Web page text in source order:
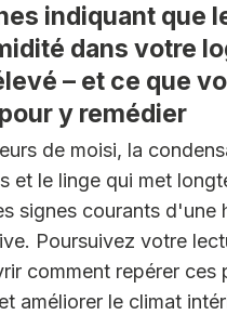
indiquant que
dans votre
– et ce que
y remédier
de moisi, la
et le linge qui met
signes courants d'une
Poursuivez votre
comment repérer ces
améliorer le climat